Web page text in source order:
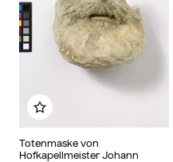
Totenmaske von
Hofkapellmeister Johann
Zu meinem Album